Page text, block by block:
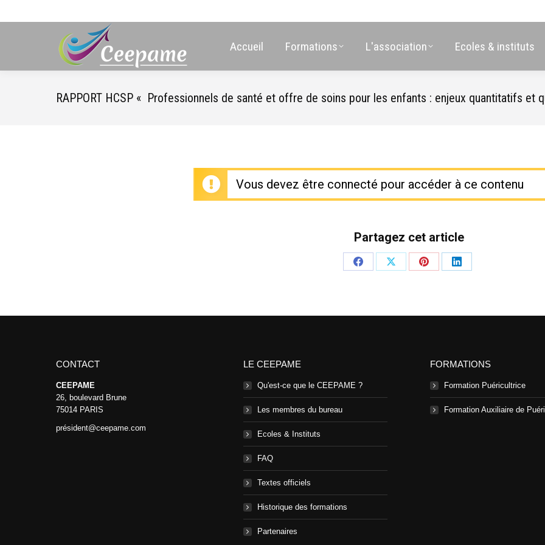
Accueil Formations L'association Ecoles & instituts
RAPPORT HCSP « Professionnels de santé et offre de soins pour les enfants : enjeux quantitatifs et
Vous devez être connecté pour accéder à ce contenu
Partagez cet article
PartagerPartagerPartagerPartager
CONTACT
CEEPAME
26, boulevard Brune
75014 PARIS
président@ceepame.com
LE CEEPAME
Qu'est-ce que le CEEPAME ?
Les membres du bureau
Ecoles & Instituts
FAQ
Textes officiels
Historique des formations
Partenaires
FORMATIONS
Formation Puéricultrice
Formation Auxiliaire de